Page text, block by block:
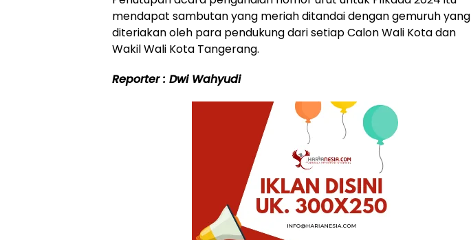
mendapat sambutan yang meriah ditandai dengan gemuruh yang
diteriakan oleh para pendukung dari setiap Calon Wali Kota dan
Wakil Wali Kota Tangerang.
Reporter : Dwi Wahyudi